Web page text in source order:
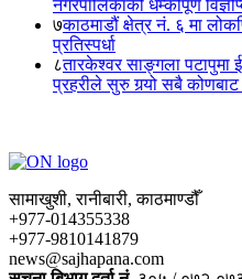
नगरपालिकाको धम्कीपूर्ण
७काठमाडौं क्षेत्र नं. ६ मा
प्रतिस्पर्धा
८तारकेश्वर साङ्गला पटापुमा
प्रहरीले सुरु गर्‍यो सबै
सामाखुशी, रानीबारी, काठमाण्डौँ
+977-014355338
+977-9810141879
news@sajhapana.com